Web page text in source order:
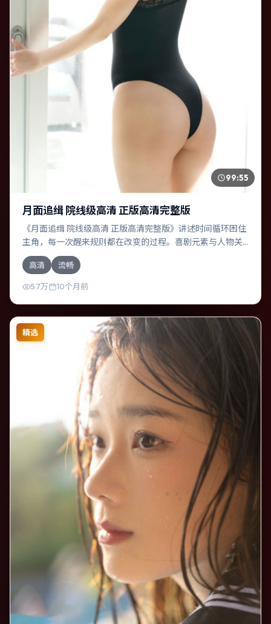
99:55
月面追缉 院线级高清 正版高清完整版
《月面追缉 院线级高清 正版高清完整版》讲述时间循环困住
主角，每一次醒来规则都在改变的过程。喜剧元素与人物关
系相互咬合，秦昊、基里安·墨菲的对手戏尤为出彩。导演诺
兰善于在长镜头中积蓄张力，本片亦在意大利实地取景，增
强真实质感。
高清 流畅
5.7万 10个月前
精选